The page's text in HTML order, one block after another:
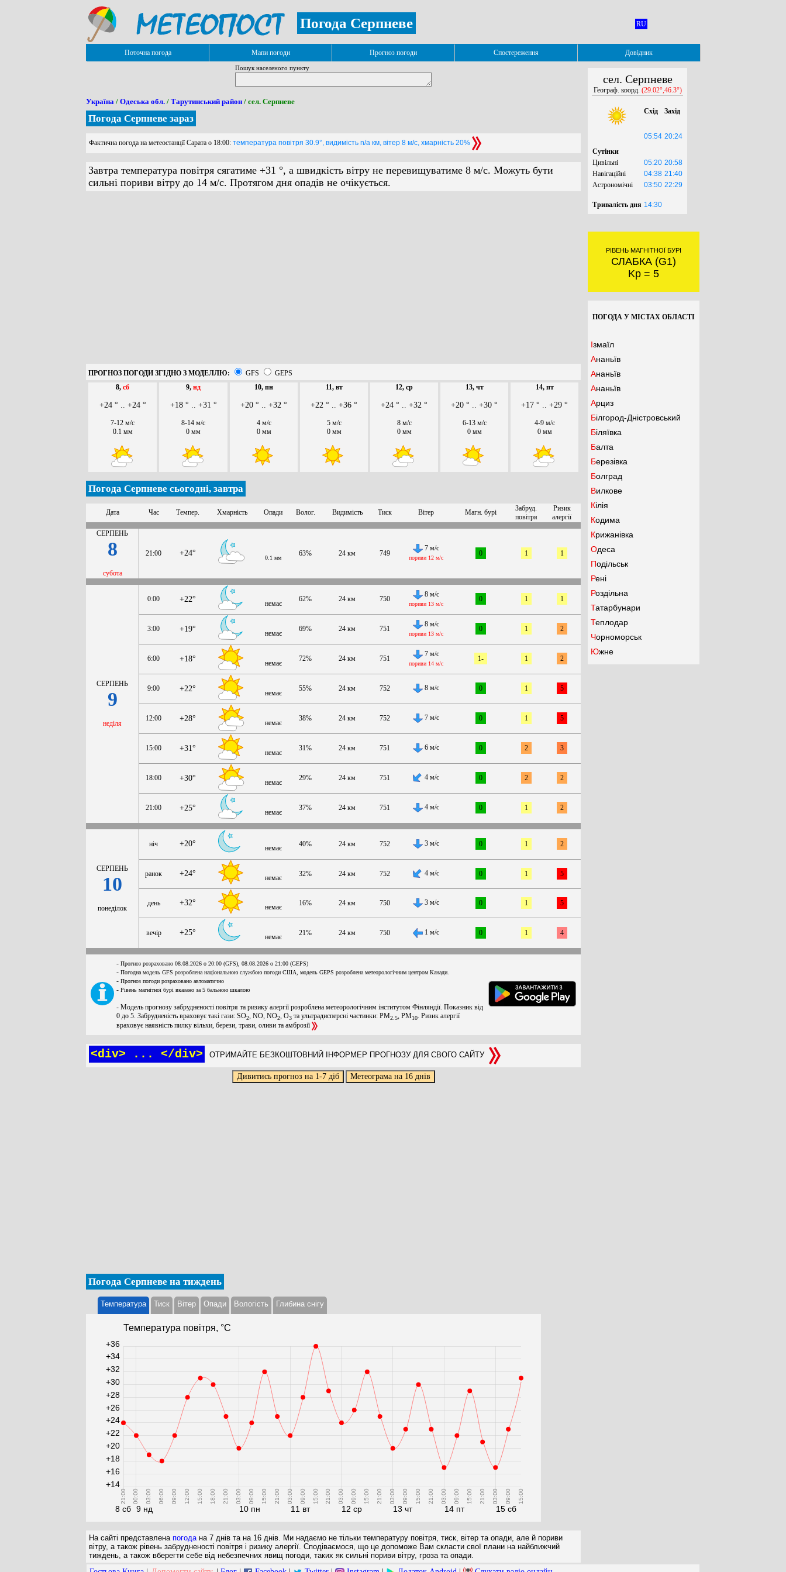
Погода Серпневе RU
Поточна погода Мапи погоди Прогноз погоди Спостереження Довідник
Пошук населеного пункту
Україна / Одеська обл. / Тарутинський район / сел. Серпневе
Погода Серпневе зараз
Фактична погода на метеостанції Сарата о 18:00: температура повітря 30.9°, видимість n/a км, вітер 8 м/с, хмарність 20%
Завтра температура повітря сягатиме +31 °, а швидкість вітру не перевищуватиме 8 м/с. Можуть бути
сильні пориви вітру до 14 м/с. Протягом дня опадів не очікується.
ПРОГНОЗ ПОГОДИ ЗГІДНО З МОДЕЛЛЮ: GFS
GEPS
8, сб
+24 ° .. +24 °
7-12 м/с
0.1 мм
9, нд
+18 ° .. +31 °
8-14 м/с
0 мм
10, пн
+20 ° .. +32 °
4 м/с
0 мм
11, вт
+22 ° .. +36 °
5 м/с
0 мм
12, ср
+24 ° .. +32 °
8 м/с
0 мм
13, чт
+20 ° .. +30 °
6-13 м/с
0 мм
14, пт
+17 ° .. +29 °
4-9 м/с
0 мм
Погода Серпневе сьогодні, завтра
Дата Час Темпер. Хмарність Опади Волог. Видимість Тиск Вітер Магн. бурі
Забруд.
повітря
Ризик
алергії
СЕРПЕНЬ
8
субота
21:00 +24°
0.1 мм
63% 24 км 749
7 м/с
пориви 12 м/с
0 1 1
СЕРПЕНЬ
9
неділя
0:00 +22° немає
62% 24 км 750
8 м/с
пориви 13 м/с
0 1 1
3:00 +19° немає
69% 24 км 751
8 м/с
пориви 13 м/с
0 1 2
6:00 +18° немає
72% 24 км 751
7 м/с
пориви 14 м/с
1- 1 2
9:00 +22° немає
55% 24 км 752 8 м/с 0 1 5
12:00 +28° немає
38% 24 км 752 7 м/с 0 1 5
15:00 +31° немає
31% 24 км 751 6 м/с 0 2 3
18:00 +30° немає
29% 24 км 751 4 м/с 0 2 2
21:00 +25° немає
37% 24 км 751 4 м/с 0 1 2
СЕРПЕНЬ
10
понеділок
ніч +20° немає 40% 24 км 752 3 м/с 0 1 2
ранок +24° немає 32% 24 км 752 4 м/с 0 1 5
день +32° немає 16% 24 км 750 3 м/с 0 1 5
вечір +25° немає 21% 24 км 750 1 м/с 0 1 4
- Прогноз розраховано 08.08.2026 о 20:00 (GFS), 08.08.2026 о 21:00 (GEPS)
- Погодна модель GFS розроблена національною службою погоди США, модель GEPS розроблена метеорологічним центром Канади.
- Прогноз погоди розраховано автоматично
- Рівень магнітної бурі вказано за 5 бальною шкалою
- Модель прогнозу забрудненості повітря та ризику алергії розроблена метеорологічним інститутом Фінляндії. Показник від
0 до 5. Забрудненість враховує такі гази: SO2 , NO, NO2 , O3 та ультрадисперсні частинки: PM2.5 , PM10 . Ризик алергії
враховує наявність пилку вільхи, берези, трави, оливи та амброзії
<div> ... </div> ОТРИМАЙТЕ БЕЗКОШТОВНИЙ ІНФОРМЕР ПРОГНОЗУ ДЛЯ СВОГО САЙТУ
Погода Серпневе на тиждень
Температура Тиск Вітер Опади Вологість Глибина снігу
Температура повітря, °С
8 сб
21:00
9 нд
00:00 03:00 06:00 09:00 12:00 15:00 18:00 21:00
10 пн
03:00 09:00 15:00 21:00
11 вт
03:00 09:00 15:00 21:00
12 ср
03:00 09:00 15:00 21:00
13 чт
03:00 09:00 15:00 21:00
14 пт
03:00 09:00 15:00 21:00
15 сб
03:00 09:00 15:00
+14
+16
+18
+20
+22
+24
+26
+28
+30
+32
+34
+36
На сайті представлена погода на 7 днів та на 16 днів. Ми надаємо не тільки температуру повітря, тиск, вітер та опади, але й пориви
вітру, а також рівень забрудненості повітря і ризику алергії. Сподіваємося, що це допоможе Вам скласти свої плани на найближчий
тиждень, а також вберегти себе від небезпечних явищ погоди, таких як сильні пориви вітру, гроза та опади.
сел. Серпневе
Географ. коорд. (29.02°,46.3°)
Схід Захід
05:54 20:24
Сутінки
Цивільні
05:20 20:58
Навігаційні
04:38 21:40
Астрономічні
03:50 22:29
Тривалість дня 14:30
РІВЕНЬ МАГНІТНОЇ БУРІ
СЛАБКА (G1)
Kp = 5
ПОГОДА У МІСТАХ ОБЛАСТІ
Ізмаїл
Ананьїв
Ананьїв
Ананьїв
Арциз
Білгород-Дністровський
Біляївка
Балта
Березівка
Болград
Вилкове
Кілія
Кодима
Крижанівка
Одеса
Подільськ
Рені
Роздільна
Татарбунари
Теплодар
Чорноморськ
Южне